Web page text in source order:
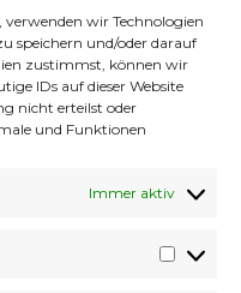
wir Technologien
speichern und/oder darauf
zustimmst, können wir
IDs auf dieser Website
nicht erteilst oder
und Funktionen
Immer aktiv
Are Together
(Thomas Jack Remix)
(Grimm Remix)